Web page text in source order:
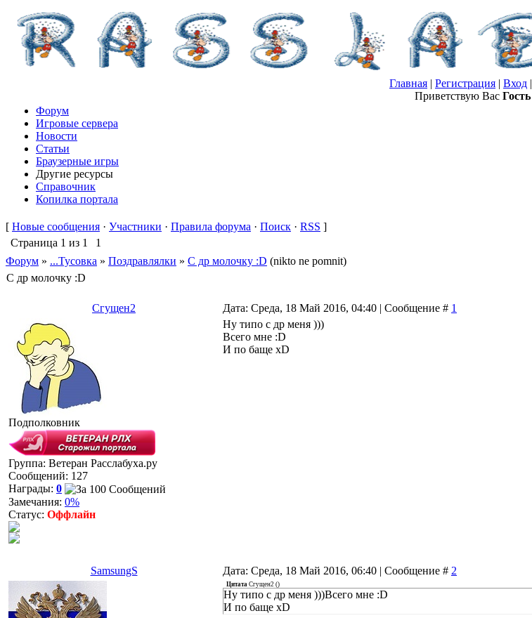
Главная | Регистрация | Вход |
Приветствую Вас Гость
Форум
Игровые сервера
Новости
Статьи
Браузерные игры
Другие ресурсы
Справочник
Копилка портала
[ Новые сообщения · Участники · Правила форума · Поиск · RSS ]
Страница 1 из 1
1
Форум » ...Тусовка » Поздравлялки » С др молочку :D (nikto ne pomnit)
С др молочку :D
Сгущен2 Дата: Среда, 18 Май 2016, 04:40 | Сообщение # 1
Подполковник
Группа: Ветеран Расслабуха.ру
Сообщений: 127
Награды: 0
Замечания: 0%
Статус: Оффлайн
Ну типо с др меня )))
Всего мне :D
И по баще xD
SamsungS Дата: Среда, 18 Май 2016, 06:40 | Сообщение # 2
Цитата Сгущен2 ()
Ну типо с др меня )))Всего мне :D
И по баще xD